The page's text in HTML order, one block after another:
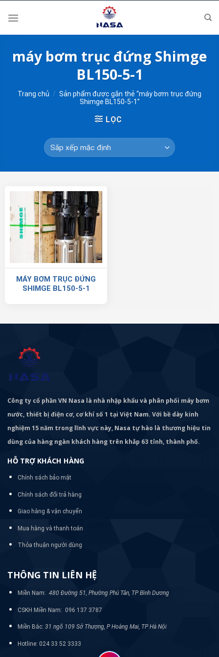
máy bơm trục đứng Shimge
BL150-5-1
Trang chủ / Sản phẩm được gắn thẻ “máy bơm trục đứng
Shimge BL150-5-1”
LỌC
MÁY BƠM TRỤC ĐỨNG
SHIMGE BL150-5-1
Công ty cổ phần VN Nasa là nhà nhập khẩu và phân phối máy bơm
nước, thiết bị điện cơ, cơ khí số 1 tại Việt Nam. Với bề dày kinh
nghiệm 15 năm trong lĩnh vực này, Nasa tự hào là thương hiệu tin
dùng của hàng ngàn khách hàng trên khắp 63 tỉnh, thành phố.
HỖ TRỢ KHÁCH HÀNG
Chính sách bảo mật
Chính sách đổi trả hàng
Giao hàng & vận chuyển
Mua hàng và thanh toán
Thỏa thuận người dùng
THÔNG TIN LIÊN HỆ
Miền Nam: 480 Đường 51, Phường Phú Tân, TP Bình Dương
CSKH Miền Nam: 096 137 3787
Miền Bắc: 31 ngõ 109 Sở Thượng, P Hoàng Mai, TP Hà Nội
Hotline: 024 33 52 3333